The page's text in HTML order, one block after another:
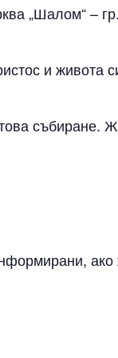
„Шалом“ –
и живота
събиране.